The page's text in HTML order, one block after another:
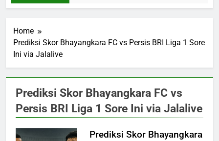
Home
Prediksi Skor Bhayangkara FC vs Persis BRI Liga 1 Sore
Ini via Jalalive
Prediksi Skor Bhayangkara FC vs
Persis BRI Liga 1 Sore Ini via Jalalive
Prediksi Skor Bhayangkara